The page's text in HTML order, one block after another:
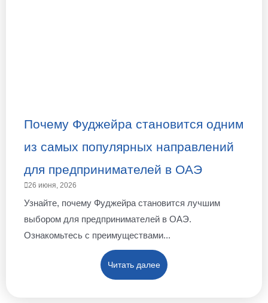
Почему Фуджейра становится одним
из самых популярных направлений
для предпринимателей в ОАЭ
26 июня, 2026
Узнайте, почему Фуджейра становится лучшим
выбором для предпринимателей в ОАЭ.
Ознакомьтесь с преимуществами...
Читать далее